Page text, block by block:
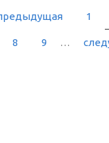
1
8 9 …